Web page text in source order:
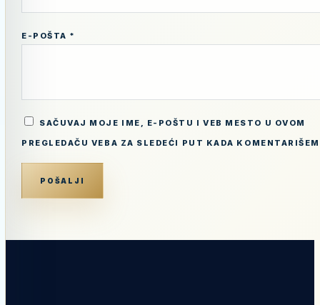
E-POŠTA *
SAČUVAJ MOJE IME, E-POŠTU I VEB MESTO U OVOM
PREGLEDAČU VEBA ZA SLEDEĆI PUT KADA